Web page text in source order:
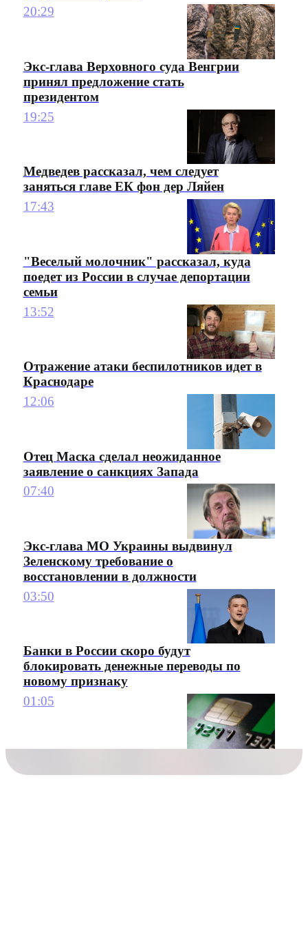
20:29
Экс-глава Верховного суда Венгрии
принял предложение стать
президентом
19:25
Медведев рассказал, чем следует
заняться главе ЕК фон дер Ляйен
17:43
"Веселый молочник" рассказал, куда
поедет из России в случае депортации
семьи
13:52
Отражение атаки беспилотников идет в
Краснодаре
12:06
Отец Маска сделал неожиданное
заявление о санкциях Запада
07:40
Экс-глава МО Украины выдвинул
Зеленскому требование о
восстановлении в должности
03:50
Банки в России скоро будут
блокировать денежные переводы по
новому признаку
01:05